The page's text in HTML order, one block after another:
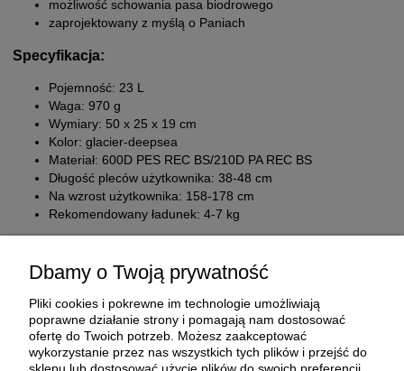
możliwość schowania pasa biodrowego
zaprojektowany z myślą o Paniach
Specyfikacja:
Pojemność: 23 L
Waga: 970 g
Wymiary: 50 x 25 x 19 cm
Kolor: glacier-deepsea
Materiał: 600D PES REC BS/210D PA REC BS
Długość pleców użytkownika: 38-48 cm
Na wzrost użytkownika: 158-178 cm
Rekomendowany ładunek: 4-7 kg
Dbamy o Twoją prywatność
Pliki cookies i pokrewne im technologie umożliwiają
poprawne działanie strony i pomagają nam dostosować
ofertę do Twoich potrzeb. Możesz zaakceptować
wykorzystanie przez nas wszystkich tych plików i przejść do